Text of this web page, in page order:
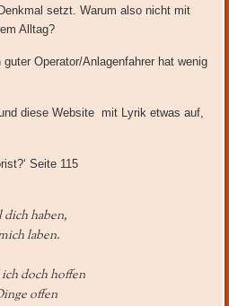
setzt. Warum also nicht mit
Alltag?
Operator/Anlagenfahrer hat wenig
diese Website mit Lyrik etwas auf,
Seite 115
haben,
laben.
doch hoffen
offen